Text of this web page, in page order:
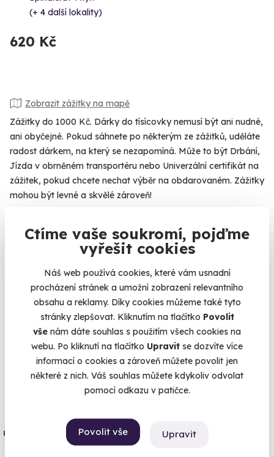
Ctíme vaše soukromí, pojďme
vyřešit cookies
Náš web používá cookies, které vám usnadní
procházení stránek a umožní zobrazení relevantního
obsahu a reklamy. Díky cookies můžeme také tyto
stránky zlepšovat. Kliknutím na tlačítko Povolit
vše nám dáte souhlas s použitím všech cookies na
webu. Po kliknutí na tlačítko Upravit se dozvíte více
informací o cookies a zároveň můžete povolit jen
některé z nich. Váš souhlas můžete kdykoliv odvolat
pomocí odkazu v patičce.
Povolit vše Upravit
(+ 4 další lokality)
620 Kč
Zobrazit zážitky na mapě
Zážitky do 1000 Kč. Dárky do tísícovky nemusí být ani nudné,
ani obyčejné. Pokud sáhnete po některým ze zážitků, uděláte
radost dárkem, na který se nezapomíná. Může to být Drbání,
Jízda v obrněném transportéru nebo Univerzální certifikát na
zážitek, pokud chcete nechat výběr na obdarovaném. Zážitky
mohou být levné a skvělé zároveň!
Naheureka.czmáme
96% spokojenost zákazníků.
Co si o nás myslí
Zobraz ohlasy
Vše umíme pojistit
Jeden nikdy neví. Máme nejvyšší
úrazové pojištění z nabídky zážitkových
agentur.